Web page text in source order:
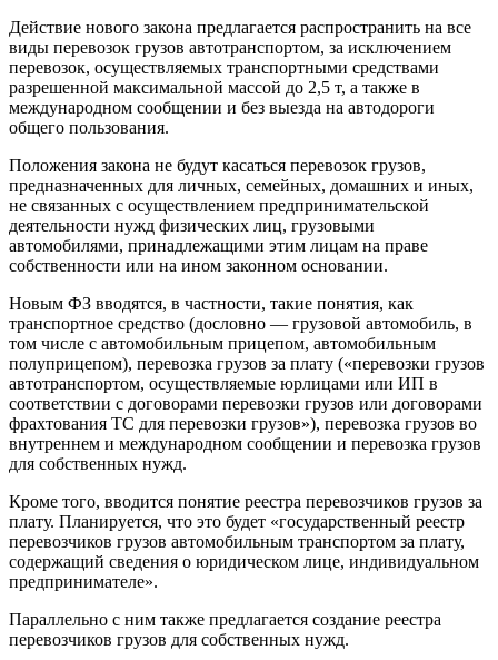
Действие нового закона предлагается распространить на все
виды перевозок грузов автотранспортом, за исключением
перевозок, осуществляемых транспортными средствами
разрешенной максимальной массой до 2,5 т, а также в
международном сообщении и без выезда на автодороги
общего пользования.
Положения закона не будут касаться перевозок грузов,
предназначенных для личных, семейных, домашних и иных,
не связанных с осуществлением предпринимательской
деятельности нужд физических лиц, грузовыми
автомобилями, принадлежащими этим лицам на праве
собственности или на ином законном основании.
Новым ФЗ вводятся, в частности, такие понятия, как
транспортное средство (дословно — грузовой автомобиль, в
том числе с автомобильным прицепом, автомобильным
полуприцепом), перевозка грузов за плату («перевозки грузов
автотранспортом, осуществляемые юрлицами или ИП в
соответствии с договорами перевозки грузов или договорами
фрахтования ТС для перевозки грузов»), перевозка грузов во
внутреннем и международном сообщении и перевозка грузов
для собственных нужд.
Кроме того, вводится понятие реестра перевозчиков грузов за
плату. Планируется, что это будет «государственный реестр
перевозчиков грузов автомобильным транспортом за плату,
содержащий сведения о юридическом лице, индивидуальном
предпринимателе».
Параллельно с ним также предлагается создание реестра
перевозчиков грузов для собственных нужд.